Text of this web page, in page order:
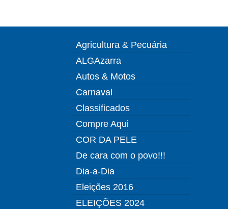
Agricultura & Pecuária
ALGAzarra
Autos & Motos
Carnaval
Classificados
Compre Aqui
COR DA PELE
De cara com o povo!!!
Dia-a-Dia
Eleições 2016
ELEIÇÕES 2024